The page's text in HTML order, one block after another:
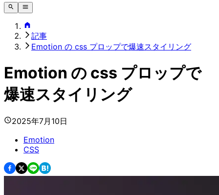
記事
Emotion の css プロップで爆速スタイリング
Emotion の css プロップで
爆速スタイリング
2025年7月10日
Emotion
CSS